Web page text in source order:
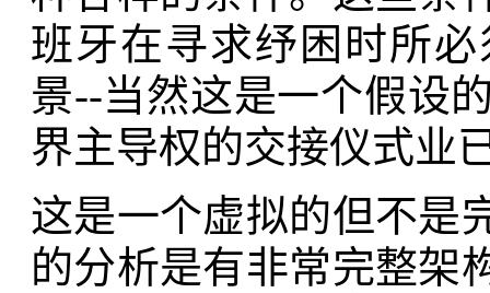
班牙在寻求纾困时所
景--当然这是一个假设
界主导权的交接仪式业
这是一个虚拟的但不是
的分析是有非常完整架